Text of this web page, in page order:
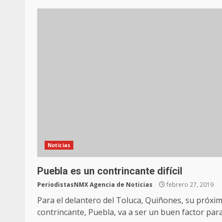
Noticias
Puebla es un contrincante difícil
PeriodistasNMX Agencia de Noticias febrero 27, 2019
Para el delantero del Toluca, Quiñones, su
contrincante, Puebla, va a ser un buen factor